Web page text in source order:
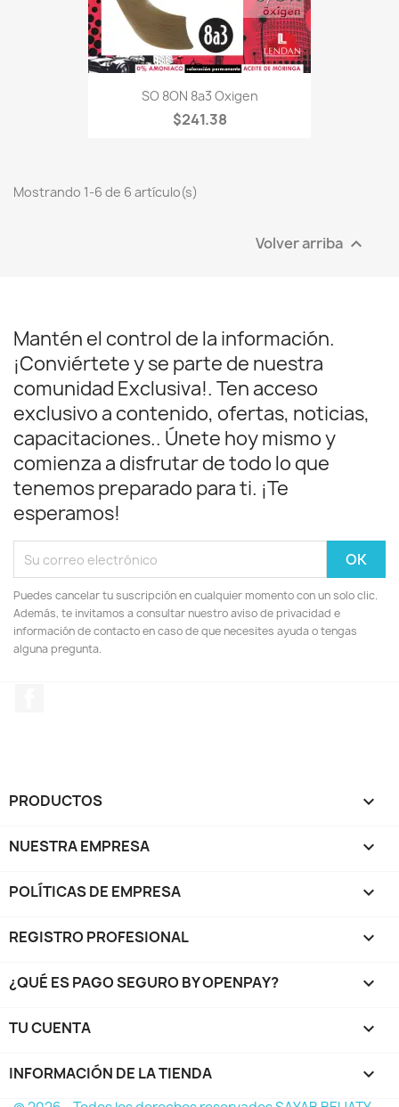
SO 8ON 8a3 Oxigen
$241.38
Mostrando 1-6 de 6 artículo(s)
Volver arriba 
Mantén el control de la información.
¡Conviértete y se parte de nuestra
comunidad Exclusiva!. Ten acceso
exclusivo a contenido, ofertas, noticias,
capacitaciones.. Únete hoy mismo y
comienza a disfrutar de todo lo que
tenemos preparado para ti. ¡Te
esperamos!
Puedes cancelar tu suscripción en cualquier momento con un solo clic.
Además, te invitamos a consultar nuestro aviso de privacidad e
información de contacto en caso de que necesites ayuda o tengas
alguna pregunta.
PRODUCTOS 
NUESTRA EMPRESA 
POLÍTICAS DE EMPRESA 
REGISTRO PROFESIONAL 
¿QUÉ ES PAGO SEGURO BY OPENPAY? 
TU CUENTA 
INFORMACIÓN DE LA TIENDA keyboard_arrow_down